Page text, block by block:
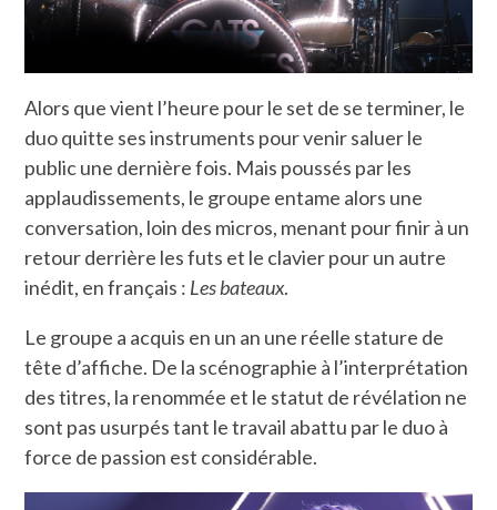
Alors que vient l’heure pour le set de se terminer, le
duo quitte ses instruments pour venir saluer le
public une dernière fois. Mais poussés par les
applaudissements, le groupe entame alors une
conversation, loin des micros, menant pour finir à un
retour derrière les futs et le clavier pour un autre
inédit, en français : Les bateaux.
Le groupe a acquis en un an une réelle stature de
tête d’affiche. De la scénographie à l’interprétation
des titres, la renommée et le statut de révélation ne
sont pas usurpés tant le travail abattu par le duo à
force de passion est considérable.